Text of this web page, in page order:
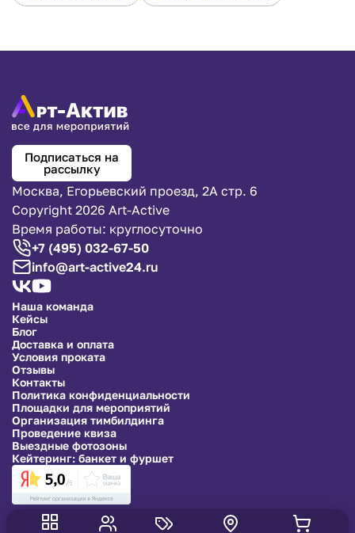
Подписаться на
рассылку
Москва, Егорьевский проезд, 2А стр. 6
Copyright 2026 Art-Active
Время работы: круглосуточно
+7 (495) 032-67-50
info@art-active24.ru
Наша команда
Кейсы
Блог
Доставка и оплата
Условия проката
Отзывы
Контакты
Политика конфиденциальности
Площадки для мероприятий
Организация тимбилдинга
Проведение квиза
Выездные фотозоны
Кейтеринг: банкет и фуршет